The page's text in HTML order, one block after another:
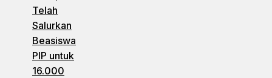
Telah
Salurkan
Beasiswa
PIP untuk
16.000